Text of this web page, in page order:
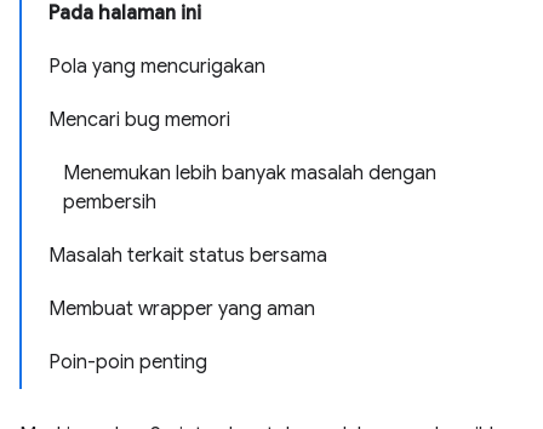
Pada halaman ini
Pola yang mencurigakan
Mencari bug memori
Menemukan lebih banyak masalah dengan
pembersih
Masalah terkait status bersama
Membuat wrapper yang aman
Poin-poin penting